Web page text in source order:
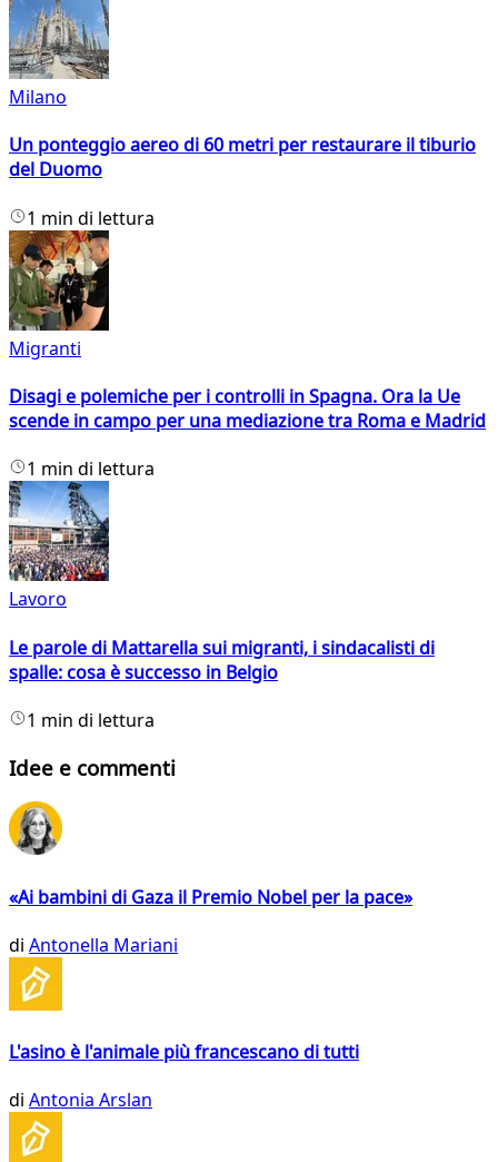
Milano
Un ponteggio aereo di 60 metri per restaurare il tiburio
del Duomo
1 min di lettura
Migranti
Disagi e polemiche per i controlli in Spagna. Ora la Ue
scende in campo per una mediazione tra Roma e Madrid
1 min di lettura
Lavoro
Le parole di Mattarella sui migranti, i sindacalisti di
spalle: cosa è successo in Belgio
1 min di lettura
Idee e commenti
«Ai bambini di Gaza il Premio Nobel per la pace»
di Antonella Mariani
L'asino è l'animale più francescano di tutti
di Antonia Arslan